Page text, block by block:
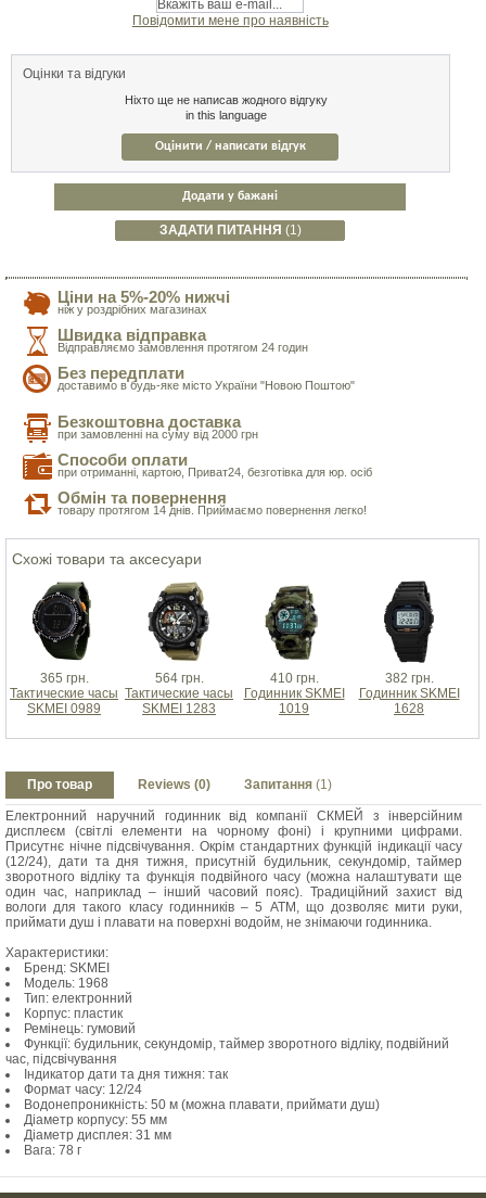
Повідомити мене про наявність
Оцінки та відгуки
Ніхто ще не написав жодного відгуку
in this language
Оцінити / написати відгук
Додати у бажані
ЗАДАТИ ПИТАННЯ (1)
Ціни на 5%-20% нижчі
ніж у роздрібних магазинах
Швидка відправка
Відправляємо замовлення протягом 24 годин
Без передплати
доставимо в будь-яке місто України "Новою Поштою"
Безкоштовна доставка
при замовленні на суму від 2000 грн
Способи оплати
при отриманні, картою, Приват24, безготівка для юр. осіб
Обмін та повернення
товару протягом 14 днів. Приймаємо повернення легко!
Схожі товари та аксесуари
365 грн.
Тактические часы
SKMEI 0989
564 грн.
Тактические часы
SKMEI 1283
410 грн.
Годинник SKMEI
1019
382 грн.
Годинник SKMEI
1628
Про товар Reviews (0) Запитання (1)
Електронний наручний годинник від компанії СКМЕЙ з інверсійним
дисплеєм (світлі елементи на чорному фоні) і крупними цифрами.
Присутнє нічне підсвічування. Окрім стандартних функцій індикації часу
(12/24), дати та дня тижня, присутній будильник, секундомір, таймер
зворотного відліку та функція подвійного часу (можна налаштувати ще
один час, наприклад – інший часовий пояс). Традиційний захист від
вологи для такого класу годинників – 5 АТМ, що дозволяє мити руки,
приймати душ і плавати на поверхні водойм, не знімаючи годинника.
Характеристики:
Бренд: SKMEI
Модель: 1968
Тип: електронний
Корпус: пластик
Ремінець: гумовий
Функції: будильник, секундомір, таймер зворотного відліку, подвійний
час, підсвічування
Індикатор дати та дня тижня: так
Формат часу: 12/24
Водонепроникність: 50 м (можна плавати, приймати душ)
Діаметр корпусу: 55 мм
Діаметр дисплея: 31 мм
Вага: 78 г